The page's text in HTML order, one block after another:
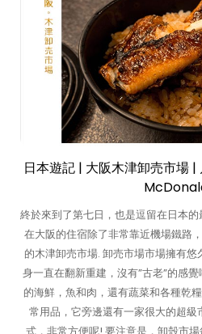
日本遊記 | 大阪木津卸売市場
終於來到了第七日，也是逗留在日本
在大阪的住宿除了非常靠近機場鐵路
的木津卸売市場. 卸売市場市場擁有
身一直在翻新重建，沒有”古老”的感
的海鮮，魚和肉，還有蔬菜和各種乾
常用品，它旁邊還有一家很大的超